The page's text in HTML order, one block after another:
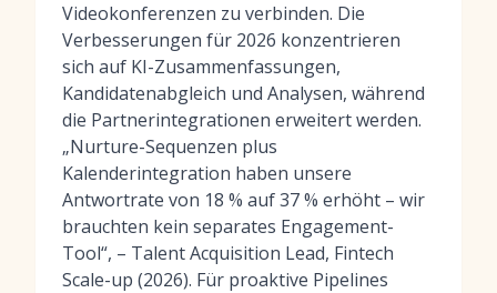
Videokonferenzen zu verbinden. Die
Verbesserungen für 2026 konzentrieren
sich auf KI-Zusammenfassungen,
Kandidatenabgleich und Analysen, während
die Partnerintegrationen erweitert werden.
„Nurture-Sequenzen plus
Kalenderintegration haben unsere
Antwortrate von 18 % auf 37 % erhöht – wir
brauchten kein separates Engagement-
Tool“, – Talent Acquisition Lead, Fintech
Scale-up (2026). Für proaktive Pipelines